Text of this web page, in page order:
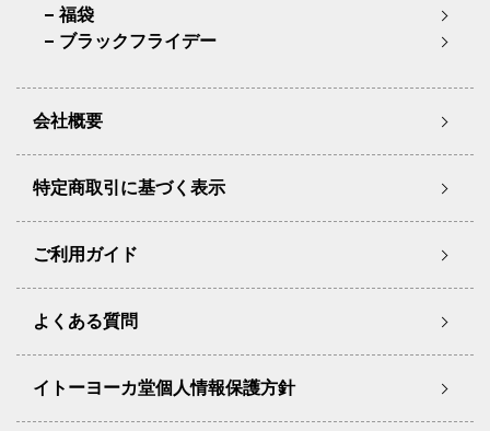
福袋
ブラックフライデー
会社概要
特定商取引に基づく表示
ご利用ガイド
よくある質問
イトーヨーカ堂個人情報保護方針